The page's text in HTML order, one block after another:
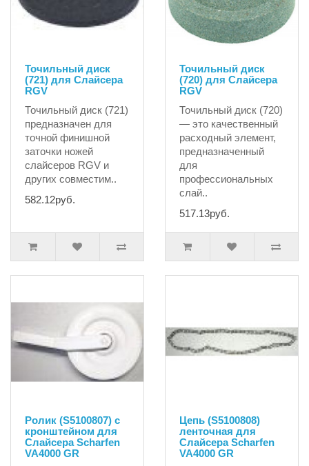
Точильный диск
(721) для Слайсера
RGV
Точильный диск (721)
предназначен для
точной финишной
заточки ножей
слайсеров RGV и
других совместим..
582.12руб.
Точильный диск
(720) для Слайсера
RGV
Точильный диск (720)
— это качественный
расходный элемент,
предназначенный
для
профессиональных
слай..
517.13руб.
Ролик (S5100807) с
кронштейном для
Слайсера Scharfen
VA4000 GR
Цепь (S5100808)
ленточная для
Слайсера Scharfen
VA4000 GR